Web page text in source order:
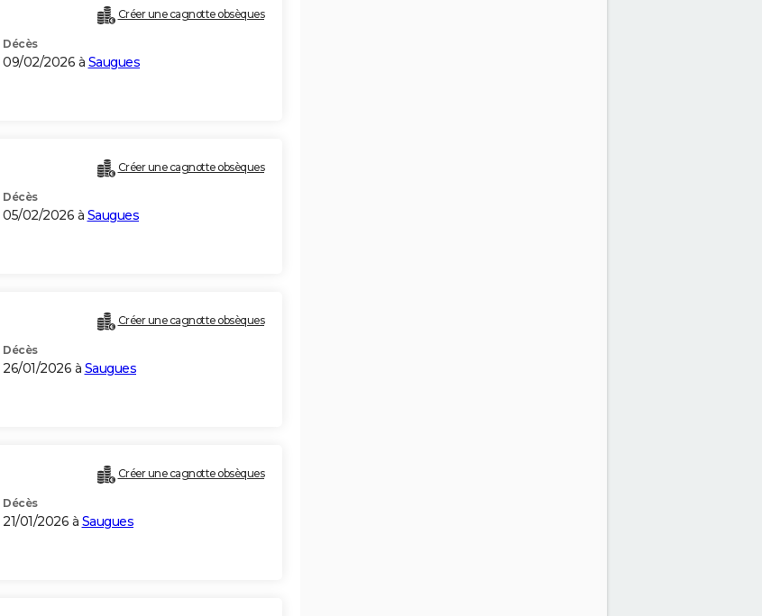
Créer une cagnotte obsèques
Décès
09/02/2026 à Saugues
Créer une cagnotte obsèques
Décès
05/02/2026 à Saugues
Créer une cagnotte obsèques
Décès
26/01/2026 à Saugues
Créer une cagnotte obsèques
Décès
21/01/2026 à Saugues